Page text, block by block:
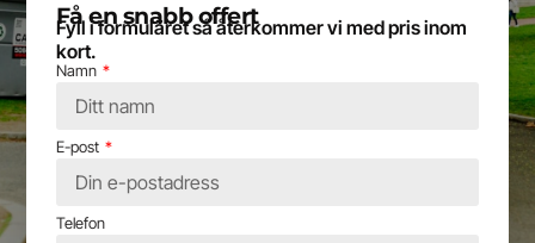
Få en snabb offert
Fyll i formuläret så återkommer vi med pris inom
kort.
Namn
E-post
Telefon